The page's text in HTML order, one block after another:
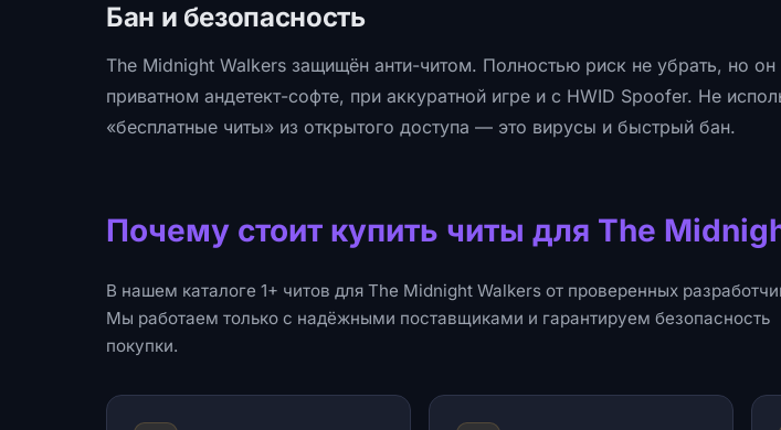
Бан и безопасность
The Midnight Walkers защищён анти-читом. Полностью риск не убрать, но
приватном андетект-софте, при аккуратной игре и с HWID Spoofer. Не
«бесплатные читы» из открытого доступа — это вирусы и быстрый бан.
Почему стоит купить читы для The
В нашем каталоге 1+ читов для The Midnight Walkers от проверенных
Мы работаем только с надёжными поставщиками и гарантируем безопасность
покупки.